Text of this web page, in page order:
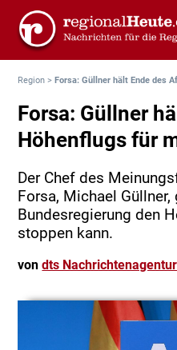
Region >Forsa: Güllner hält Ende des
Forsa: Güllner
Höhenflugs für
Der Chef des
Forsa, Michael
Bundesregierung den
stoppen kann.
vondts Nachrichtenagentur